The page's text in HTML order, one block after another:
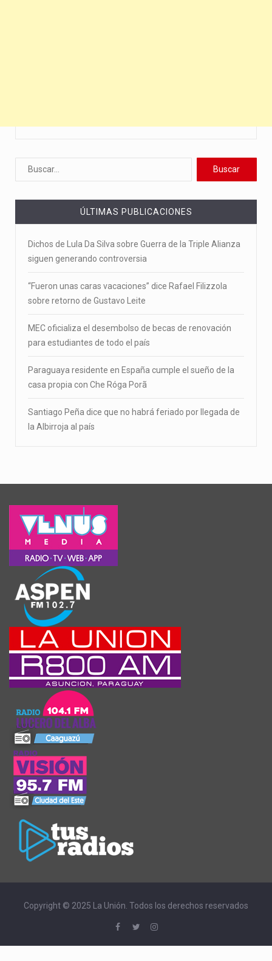
ÚLTIMAS PUBLICACIONES
Dichos de Lula Da Silva sobre Guerra de la Triple Alianza
siguen generando controversia
“Fueron unas caras vacaciones” dice Rafael Filizzola
sobre retorno de Gustavo Leite
MEC oficializa el desembolso de becas de renovación
para estudiantes de todo el país
Paraguaya residente en España cumple el sueño de la
casa propia con Che Róga Porã
Santiago Peña dice que no habrá feriado por llegada de
la Albirroja al país
Copyright © 2025 La Unión. Todos los derechos reservados